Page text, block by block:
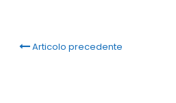
Articolo precedente